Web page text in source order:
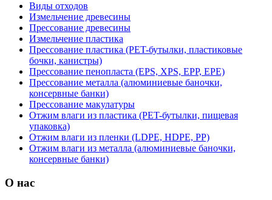
Виды отходов
Измельчение древесины
Прессование древесины
Измельчение пластика
Прессование пластика (PET-бутылки, пластиковые
бочки, канистры)
Прессование пенопласта (EPS, XPS, EPP, EPE)
Прессование металла (алюминиевые баночки,
консервные банки)
Прессование макулатуры
Отжим влаги из пластика (PET-бутылки, пищевая
упаковка)
Отжим влаги из пленки (LDPE, HDPE, PP)
Отжим влаги из металла (алюминиевые баночки,
консервные банки)
О нас